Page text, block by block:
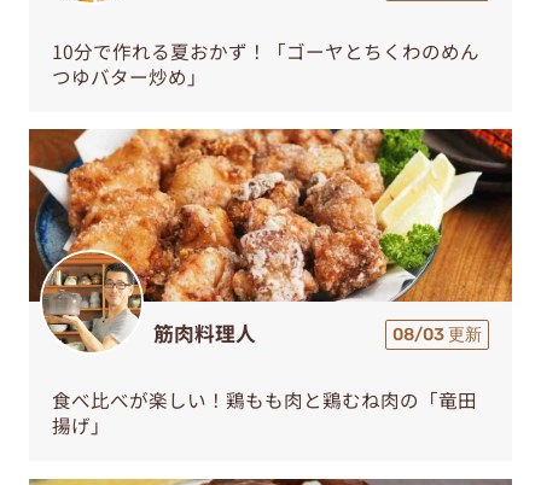
10分で作れる夏おかず！「ゴーヤとちくわのめん
つゆバター炒め」
筋肉料理人 08/03 更新
食べ比べが楽しい！鶏もも肉と鶏むね肉の「竜田
揚げ」